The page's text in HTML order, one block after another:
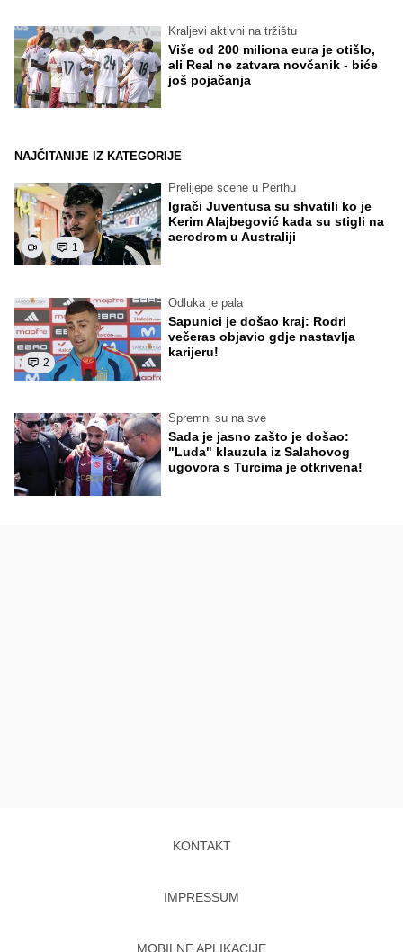
Kraljevi aktivni na tržištu
Više od 200 miliona eura je otišlo,
ali Real ne zatvara novčanik - biće
još pojačanja
NAJČITANIJE IZ KATEGORIJE
1
Prelijepe scene u Perthu
Igrači Juventusa su shvatili ko je
Kerim Alajbegović kada su stigli na
aerodrom u Australiji
2
Odluka je pala
Sapunici je došao kraj: Rodri
večeras objavio gdje nastavlja
karijeru!
Spremni su na sve
Sada je jasno zašto je došao:
"Luda" klauzula iz Salahovog
ugovora s Turcima je otkrivena!
KONTAKT
IMPRESSUM
MOBILNE APLIKACIJE